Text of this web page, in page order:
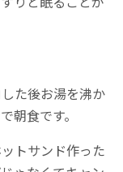
た後お湯を沸か
朝食です。
トサンド作った